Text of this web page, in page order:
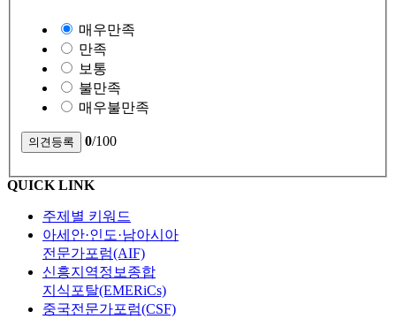
매우만족
만족
보통
불만족
매우불만족
0/100
QUICK LINK
주제별 키워드
아세안·인도·남아시아
전문가포럼(AIF)
신흥지역정보종합
지식포탈(EMERiCs)
중국전문가포럼(CSF)